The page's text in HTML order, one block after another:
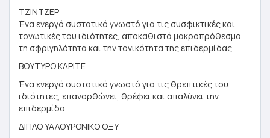
ΤΖΙΝΤΖΕΡ
Ένα ενεργό συστατικό γνωστό για τις συσφικτικές και
τονωτικές του ιδιότητες, αποκαθιστά μακροπρόθεσμα
τη σφριγηλότητα και την τονικότητα της επιδερμίδας.
ΒΟΥΤΥΡΟ ΚΑΡΙΤΕ
Ένα ενεργό συστατικό γνωστό για τις θρεπτικές του
ιδιότητες, επανορθώνει, θρέφει και απαλύνει την
επιδερμίδα.
ΔΙΠΛΟ ΥΑΛΟΥΡΟΝΙΚΟ ΟΞΥ